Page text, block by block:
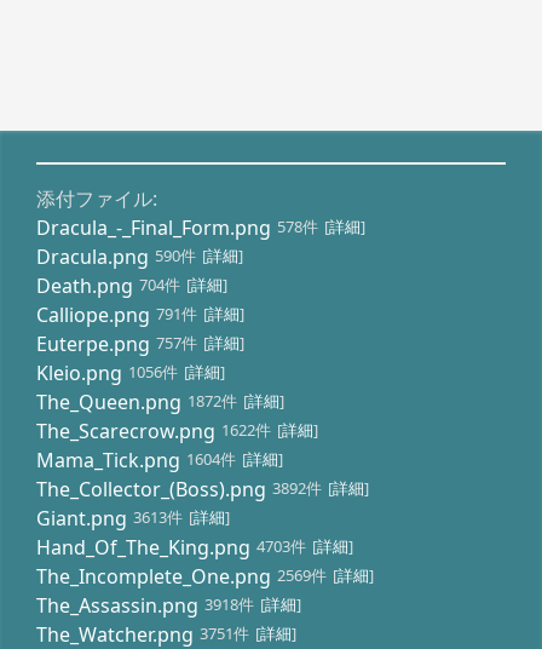
添付ファイル:
Dracula_-_Final_Form.png 578件 [詳細]
Dracula.png 590件 [詳細]
Death.png 704件 [詳細]
Calliope.png 791件 [詳細]
Euterpe.png 757件 [詳細]
Kleio.png 1056件 [詳細]
The_Queen.png 1872件 [詳細]
The_Scarecrow.png 1622件 [詳細]
Mama_Tick.png 1604件 [詳細]
The_Collector_(Boss).png 3892件 [詳細]
Giant.png 3613件 [詳細]
Hand_Of_The_King.png 4703件 [詳細]
The_Incomplete_One.png 2569件 [詳細]
The_Assassin.png 3918件 [詳細]
The_Watcher.png 3751件 [詳細]